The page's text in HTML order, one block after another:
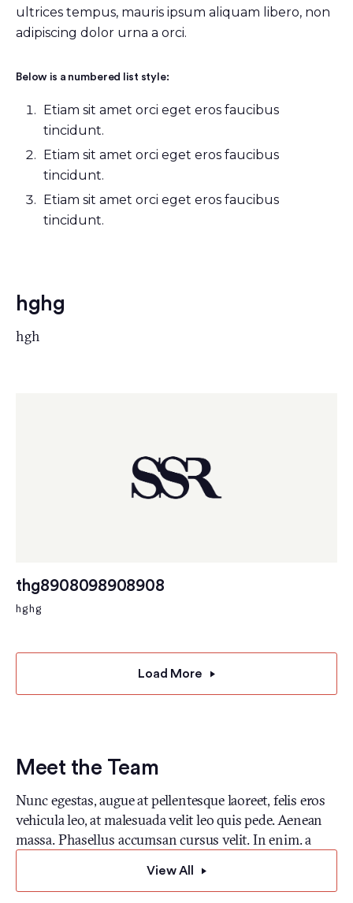
ultrices tempus, mauris ipsum aliquam libero, non
adipiscing dolor urna a orci.
Below is a numbered list style:
Etiam sit amet orci eget eros faucibus
tincidunt.
Etiam sit amet orci eget eros faucibus
tincidunt.
Etiam sit amet orci eget eros faucibus
tincidunt.
hghg
hgh
thg8908098908908
hghg
Load More
Meet the Team
Nunc egestas, augue at pellentesque laoreet, felis eros
vehicula leo, at malesuada velit leo quis pede. Aenean
massa. Phasellus accumsan cursus velit. In enim. a
View All